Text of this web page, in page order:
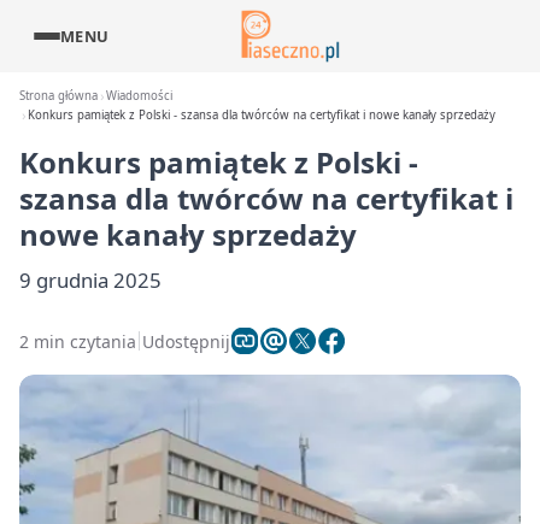
MENU
Strona główna Wiadomości
Konkurs pamiątek z Polski - szansa dla twórców na certyfikat i nowe kanały sprzedaży
Konkurs pamiątek z Polski -
szansa dla twórców na certyfikat i
nowe kanały sprzedaży
9 grudnia 2025
2 min czytania Udostępnij